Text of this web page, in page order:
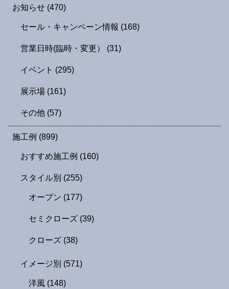
お知らせ (470)
セール・キャンペーン情報 (168)
営業日時(臨時・変更） (31)
イベント (295)
展示場 (161)
その他 (57)
施工例 (899)
おすすめ施工例 (160)
スタイル別 (255)
オープン (177)
セミクローズ (39)
クローズ (38)
イメージ別 (571)
洋風 (148)